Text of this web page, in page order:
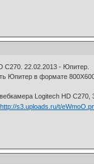
C270. 22.02.2013 - Юпитер.
Юпитер в формате
Logitech HD